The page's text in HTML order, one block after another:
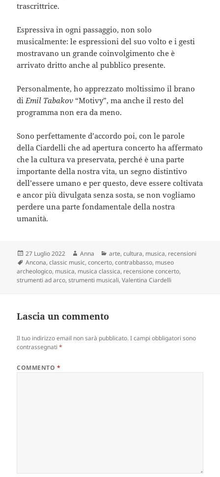
trascrittrice.
Espressiva in ogni passaggio, non solo
musicalmente: le espressioni del suo volto e i gesti
mostravano un grande coinvolgimento che è
arrivato dritto anche al pubblico presente.
Personalmente, ho apprezzato moltissimo il brano
di Emil Tabakov “Motivy”, ma anche il resto del
programma non era da meno.
Sono perfettamente d’accordo poi, con le parole
della Ciardelli che ad apertura concerto ha affermato
che la cultura va preservata, perché è una parte
importante della nostra vita, un segno distintivo
dell’essere umano e per questo, deve essere coltivata
e ancor più divulgata senza sosta, se non vogliamo
perdere una parte fondamentale della nostra
umanità.
Scritto
il
27 Luglio 2022 Autore
Anna Categorie
arte,cultura, musica, recensioni
Tag
Ancona,classic music,concerto,contrabbasso, museo
archeologico, musica, musica classica, recensione concerto,
strumenti ad arco,strumenti musicali,Valentina Ciardelli
Lascia un commento
Il tuo indirizzo email non sarà pubblicato. I campi obbligatori sono
contrassegnati*
COMMENTO *